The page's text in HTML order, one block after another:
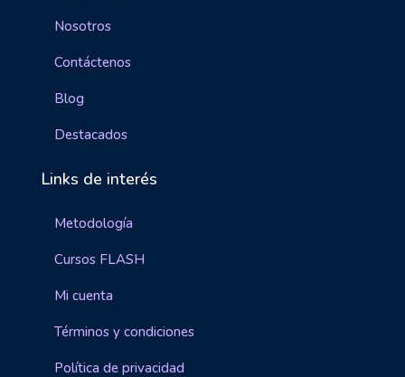
Nosotros
Contáctenos
Blog
Destacados
Links de interés
Metodología
Cursos FLASH
Mi cuenta
Términos y condiciones
Política de privacidad